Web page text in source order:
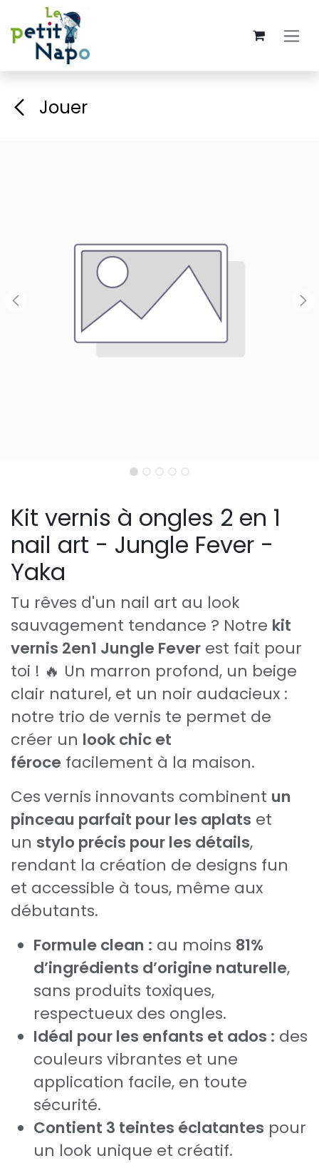
Se rendre au contenu
Jouer
Kit vernis à ongles 2 en 1
nail art - Jungle Fever -
Yaka
Tu rêves d'un nail art au look
sauvagement tendance ? Notre kit
vernis 2en1 Jungle Fever est fait pour
toi ! 🔥 Un marron profond, un beige
clair naturel, et un noir audacieux :
notre trio de vernis te permet de
créer un look chic et
féroce facilement à la maison.
Cesvernis innovants combinent un
pinceau parfait pour les aplats et
un stylo précis pour les détails,
rendant la création de designs fun
et accessible à tous, même aux
débutants.
Formule clean : au moins 81%
d’ingrédients d’origine naturelle,
sans produits toxiques,
respectueux des ongles.
Idéal pour les enfants et ados : des
couleurs vibrantes et une
application facile, en toute
sécurité.
Contient 3 teintes éclatantes pour
un look unique et créatif.